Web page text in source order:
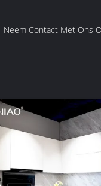
Neem Contact Met Ons